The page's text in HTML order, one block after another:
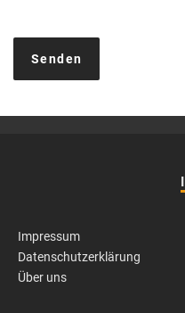
Impressum
Datenschutzerklärung
Über uns